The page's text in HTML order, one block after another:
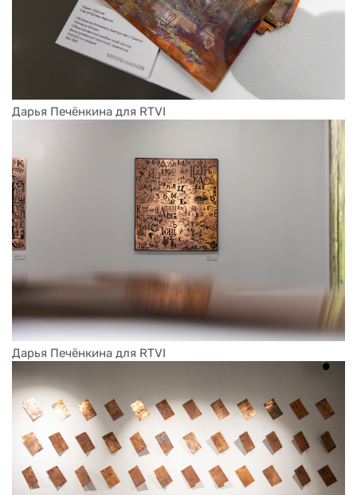
Дарья Печёнкина для RTVI
Дарья Печёнкина для RTVI